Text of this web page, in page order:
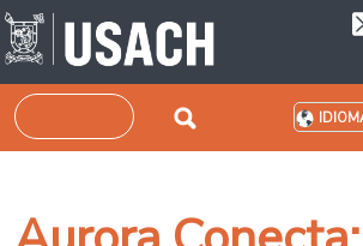
Pasar al contenido principal
Buscar